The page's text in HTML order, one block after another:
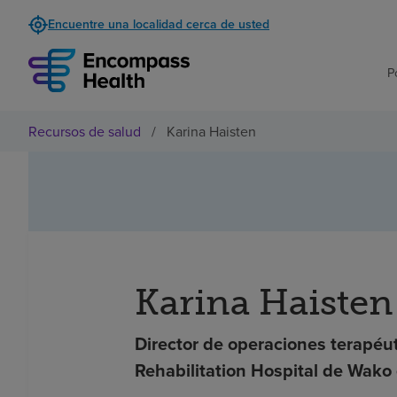
Encuentre una localidad cerca de usted
Recursos de salud / Karina Haisten
Karina Haisten
Director de operaciones
Rehabilitation Hospital de Wako